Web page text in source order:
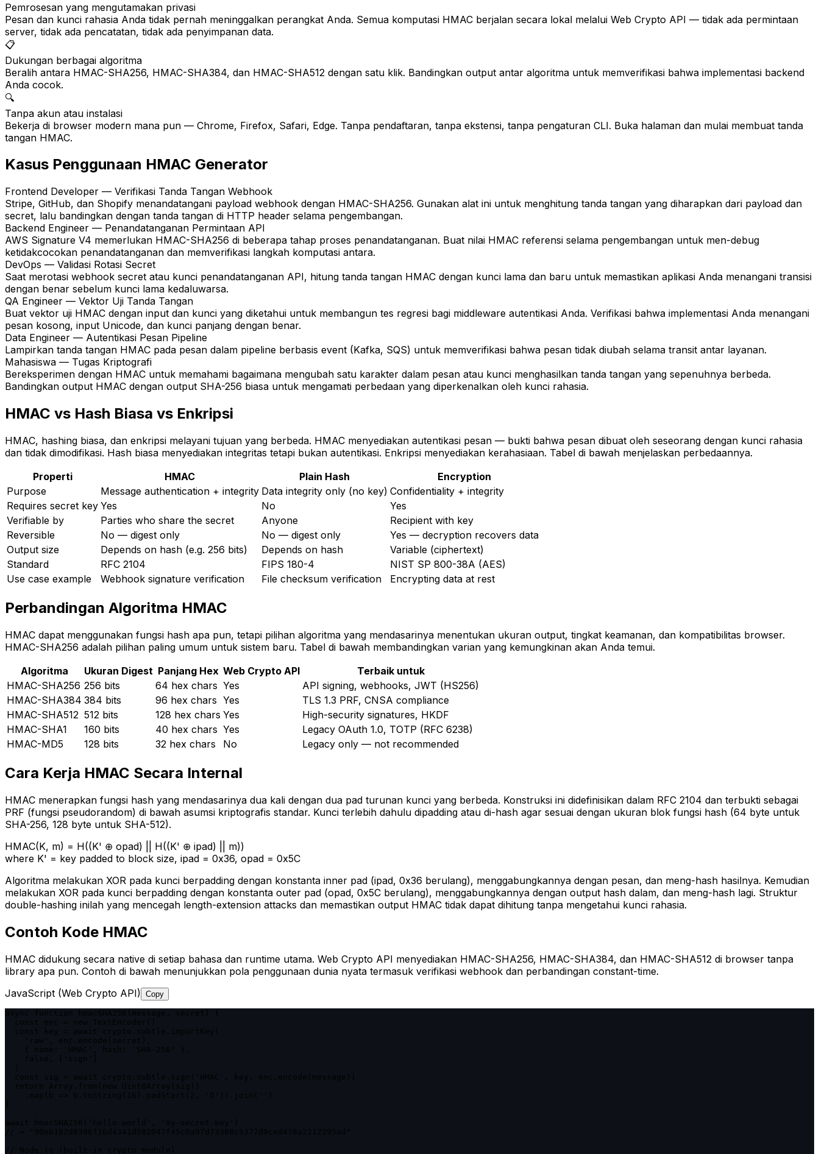
Pemrosesan yang mengutamakan privasi
Pesan dan kunci rahasia Anda tidak pernah meninggalkan perangkat Anda. Semua komputasi HMAC berjalan secara lokal melalui Web Crypto API — tidak ada permintaan
server, tidak ada pencatatan, tidak ada penyimpanan data.
📋
Dukungan berbagai algoritma
Beralih antara HMAC-SHA256, HMAC-SHA384, dan HMAC-SHA512 dengan satu klik. Bandingkan output antar algoritma untuk memverifikasi bahwa implementasi backend
Anda cocok.
🔍
Tanpa akun atau instalasi
Bekerja di browser modern mana pun — Chrome, Firefox, Safari, Edge. Tanpa pendaftaran, tanpa ekstensi, tanpa pengaturan CLI. Buka halaman dan mulai membuat tanda
tangan HMAC.
Kasus Penggunaan HMAC Generator
Frontend Developer — Verifikasi Tanda Tangan Webhook
Stripe, GitHub, dan Shopify menandatangani payload webhook dengan HMAC-SHA256. Gunakan alat ini untuk menghitung tanda tangan yang diharapkan dari payload dan
secret, lalu bandingkan dengan tanda tangan di HTTP header selama pengembangan.
Backend Engineer — Penandatanganan Permintaan API
AWS Signature V4 memerlukan HMAC-SHA256 di beberapa tahap proses penandatanganan. Buat nilai HMAC referensi selama pengembangan untuk men-debug
ketidakcocokan penandatanganan dan memverifikasi langkah komputasi antara.
DevOps — Validasi Rotasi Secret
Saat merotasi webhook secret atau kunci penandatanganan API, hitung tanda tangan HMAC dengan kunci lama dan baru untuk memastikan aplikasi Anda menangani transisi
dengan benar sebelum kunci lama kedaluwarsa.
QA Engineer — Vektor Uji Tanda Tangan
Buat vektor uji HMAC dengan input dan kunci yang diketahui untuk membangun tes regresi bagi middleware autentikasi Anda. Verifikasi bahwa implementasi Anda menangani
pesan kosong, input Unicode, dan kunci panjang dengan benar.
Data Engineer — Autentikasi Pesan Pipeline
Lampirkan tanda tangan HMAC pada pesan dalam pipeline berbasis event (Kafka, SQS) untuk memverifikasi bahwa pesan tidak diubah selama transit antar layanan.
Mahasiswa — Tugas Kriptografi
Bereksperimen dengan HMAC untuk memahami bagaimana mengubah satu karakter dalam pesan atau kunci menghasilkan tanda tangan yang sepenuhnya berbeda.
Bandingkan output HMAC dengan output SHA-256 biasa untuk mengamati perbedaan yang diperkenalkan oleh kunci rahasia.
HMAC vs Hash Biasa vs Enkripsi
HMAC, hashing biasa, dan enkripsi melayani tujuan yang berbeda. HMAC menyediakan autentikasi pesan — bukti bahwa pesan dibuat oleh seseorang dengan kunci rahasia
dan tidak dimodifikasi. Hash biasa menyediakan integritas tetapi bukan autentikasi. Enkripsi menyediakan kerahasiaan. Tabel di bawah menjelaskan perbedaannya.
Properti
HMAC Plain Hash
Encryption
Purpose
Message authentication + integrity Data integrity only (no key) Confidentiality + integrity
Requires secret key Yes No
Yes
Verifiable by
Parties who share the secret Anyone
Recipient with key
Reversible
No — digest only No — digest only
Yes — decryption recovers data
Output size
Depends on hash (e.g. 256 bits) Depends on hash
Variable (ciphertext)
Standard
RFC 2104 FIPS 180-4
NIST SP 800-38A (AES)
Use case example
Webhook signature verification File checksum verification Encrypting data at rest
Perbandingan Algoritma HMAC
HMAC dapat menggunakan fungsi hash apa pun, tetapi pilihan algoritma yang mendasarinya menentukan ukuran output, tingkat keamanan, dan kompatibilitas browser.
HMAC-SHA256 adalah pilihan paling umum untuk sistem baru. Tabel di bawah membandingkan varian yang kemungkinan akan Anda temui.
Algoritma
Ukuran Digest Panjang Hex Web Crypto API
Terbaik untuk
HMAC-SHA256 256 bits 64 hex chars Yes
API signing, webhooks, JWT (HS256)
HMAC-SHA384 384 bits 96 hex chars Yes
TLS 1.3 PRF, CNSA compliance
HMAC-SHA512 512 bits 128 hex chars Yes
High-security signatures, HKDF
HMAC-SHA1
160 bits 40 hex chars Yes
Legacy OAuth 1.0, TOTP (RFC 6238)
HMAC-MD5
128 bits 32 hex chars No Legacy only — not recommended
Cara Kerja HMAC Secara Internal
HMAC menerapkan fungsi hash yang mendasarinya dua kali dengan dua pad turunan kunci yang berbeda. Konstruksi ini didefinisikan dalam RFC 2104 dan terbukti sebagai
PRF (fungsi pseudorandom) di bawah asumsi kriptografis standar. Kunci terlebih dahulu dipadding atau di-hash agar sesuai dengan ukuran blok fungsi hash (64 byte untuk
SHA-256, 128 byte untuk SHA-512).
HMAC(K, m) = H((K' ⊕ opad) || H((K' ⊕ ipad) || m))
where K' = key padded to block size, ipad = 0x36, opad = 0x5C
Algoritma melakukan XOR pada kunci berpadding dengan konstanta inner pad (ipad, 0x36 berulang), menggabungkannya dengan pesan, dan meng-hash hasilnya. Kemudian
melakukan XOR pada kunci berpadding dengan konstanta outer pad (opad, 0x5C berulang), menggabungkannya dengan output hash dalam, dan meng-hash lagi. Struktur
double-hashing inilah yang mencegah length-extension attacks dan memastikan output HMAC tidak dapat dihitung tanpa mengetahui kunci rahasia.
Contoh Kode HMAC
HMAC didukung secara native di setiap bahasa dan runtime utama. Web Crypto API menyediakan HMAC-SHA256, HMAC-SHA384, dan HMAC-SHA512 di browser tanpa
library apa pun. Contoh di bawah menunjukkan pola penggunaan dunia nyata termasuk verifikasi webhook dan perbandingan constant-time.
JavaScript (Web Crypto API) Copy